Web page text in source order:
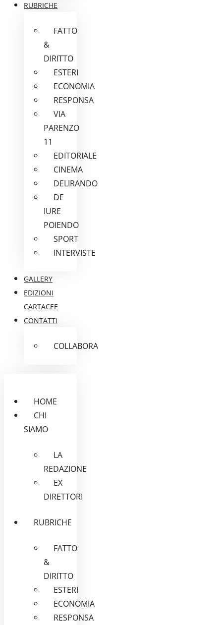
RUBRICHE
FATTO
&
DIRITTO
ESTERI
ECONOMIA
RESPONSA
VIA
PARENZO
11
EDITORIALE
CINEMA
DELIRANDO
DE
IURE
POIENDO
SPORT
INTERVISTE
GALLERY
EDIZIONI
CARTACEE
CONTATTI
COLLABORA
HOME
CHI
SIAMO
LA
REDAZIONE
EX
DIRETTORI
RUBRICHE
FATTO
&
DIRITTO
ESTERI
ECONOMIA
RESPONSA